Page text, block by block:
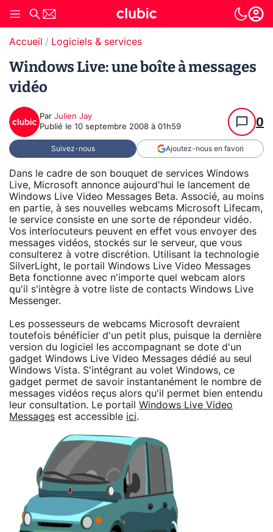
Accueil Logiciels & services
Windows Live: une boîte à messages
vidéo
Par Julien Jay
Publié le 10 septembre 2008 à 01h59 0
Suivez-nous Ajoutez-nous en favori
Dans le cadre de son bouquet de services Windows
Live, Microsoft annonce aujourd'hui le lancement de
Windows Live Video Messages Beta. Associé, au moins
en partie, à ses nouvelles webcams Microsoft Lifecam,
le service consiste en une sorte de répondeur vidéo.
Vos interlocuteurs peuvent en effet vous envoyer des
messages vidéos, stockés sur le serveur, que vous
consulterez à votre discrétion. Utilisant la technologie
SilverLight, le portail Windows Live Video Messages
Beta fonctionne avec n'importe quel webcam alors
qu'il s'intègre à votre liste de contacts Windows Live
Messenger.
Les possesseurs de webcams Microsoft devraient
toutefois bénéficier d'un petit plus, puisque la dernière
version du logiciel les accompagnant se dote d'un
gadget Windows Live Video Messages dédié au seul
Windows Vista. S'intégrant au volet Windows, ce
gadget permet de savoir instantanément le nombre de
messages vidéos reçus alors qu'il permet bien entendu
leur consultation. Le portail Windows Live Video
Messages est accessible ici.